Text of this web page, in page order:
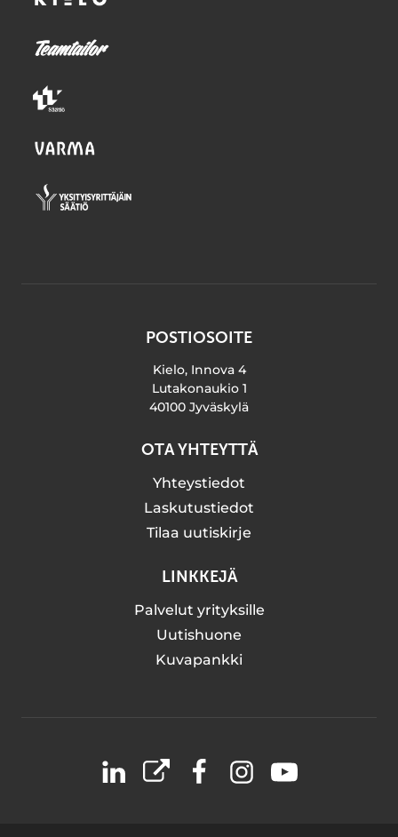
POSTIOSOITE
Kielo, Innova 4
Lutakonaukio 1
40100 Jyväskylä
OTA YHTEYTTÄ
Yhteystiedot
Laskutustiedot
Tilaa uutiskirje
LINKKEJÄ
Palvelut yrityksille
Uutishuone
Kuvapankki
LinkedIn
X FacebookInstagramYouTube